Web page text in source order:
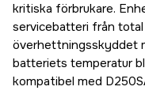
kritiska förbrukare.
servicebatteri från
överhettningsskyddet
batteriets temperatur
kompatibel med